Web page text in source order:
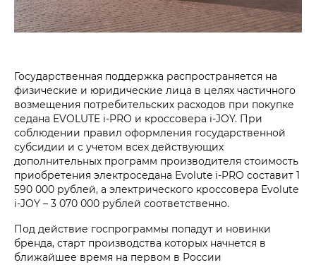
Государственная поддержка распространяется на
физические и юридические лица в целях частичного
возмещения потребительских расходов при покупке
седана EVOLUTE i‑PRO и кроссовера i‑JOY. При
соблюдении правил оформления государственной
субсидии и с учетом всех действующих
дополнительных программ производителя стоимость
приобретения электроседана Evolute i‑PRO составит 1
590 000 рублей, а электрического кроссовера Evolute
i‑JOY – 3 070 000 рублей соответственно.
Под действие госпрограммы попадут и новинки
бренда, старт производства которых начнется в
ближайшее время на первом в России